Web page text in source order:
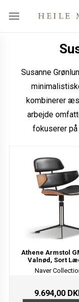
Susanne
kombinerer
arbejde
fokuserer
Athene Armstol
Valnød, Sort
Naver
9.694,00